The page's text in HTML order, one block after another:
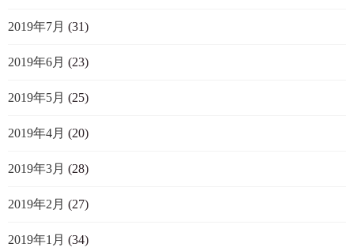
2019年7月 (31)
2019年6月 (23)
2019年5月 (25)
2019年4月 (20)
2019年3月 (28)
2019年2月 (27)
2019年1月 (34)